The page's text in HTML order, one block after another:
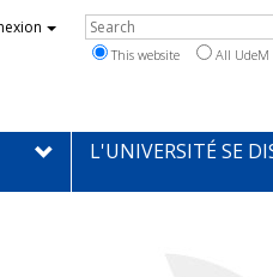
Rechercher
This website All UdeM
L'UNIVERSITÉ SE